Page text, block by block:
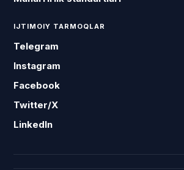
IJTIMOIY TARMOQLAR
Telegram
Instagram
Facebook
Twitter/X
LinkedIn